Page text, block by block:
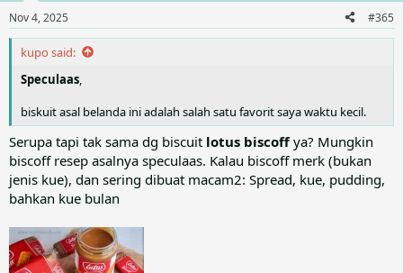
r
t
e
r
Nov 4, 2025 #365
kupo said:
Speculaas
biskuit asal belanda ini adalah salah satu favorit saya waktu kecil.
Serupa tapi tak sama dg biscuit lotus biscoffya? Mungkin
biscoff resep asalnya speculaas. Kalau biscoff merk (bukan
jenis kue), dan sering dibuat macam2: Spread, kue, pudding,
bahkan kue bulan